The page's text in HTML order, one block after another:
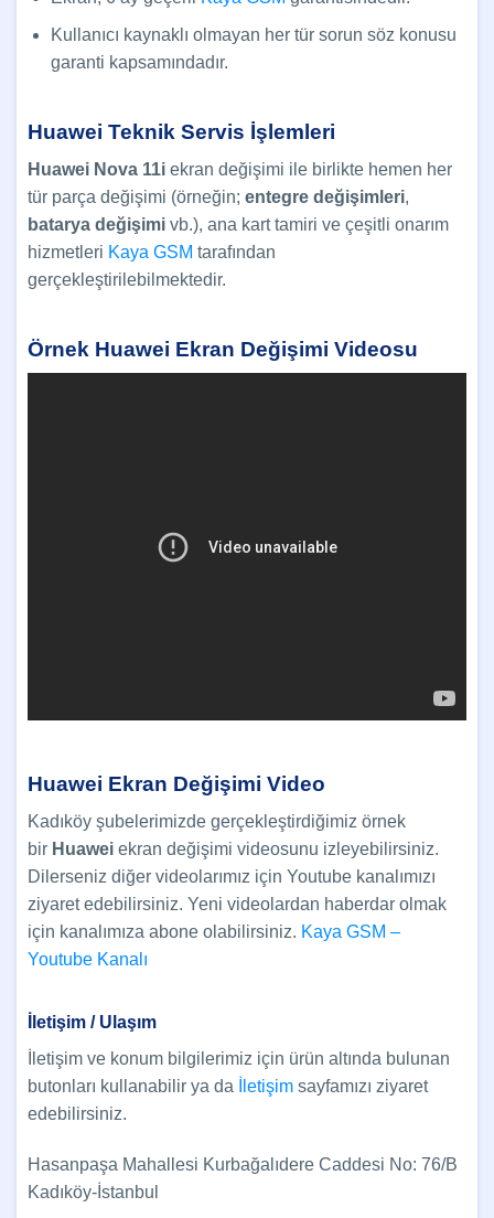
Kullanıcı kaynaklı olmayan her tür sorun söz konusu
garanti kapsamındadır.
Huawei Teknik Servis İşlemleri
Huawei Nova 11i ekran değişimi ile birlikte hemen her
tür parça değişimi (örneğin; entegre değişimleri,
batarya değişimi vb.), ana kart tamiri ve çeşitli onarım
hizmetleri Kaya GSM tarafından
gerçekleştirilebilmektedir.
Örnek Huawei Ekran Değişimi Videosu
Huawei Ekran Değişimi Video
Kadıköy şubelerimizde gerçekleştirdiğimiz örnek
bir Huawei ekran değişimi videosunu izleyebilirsiniz.
Dilerseniz diğer videolarımız için Youtube kanalımızı
ziyaret edebilirsiniz. Yeni videolardan haberdar olmak
için kanalımıza abone olabilirsiniz. Kaya GSM –
Youtube Kanalı
İletişim / Ulaşım
İletişim ve konum bilgilerimiz için ürün altında bulunan
butonları kullanabilir ya da
İletişim sayfamızı ziyaret
edebilirsiniz.
Hasanpaşa Mahallesi Kurbağalıdere Caddesi No: 76/B
Kadıköy-İstanbul